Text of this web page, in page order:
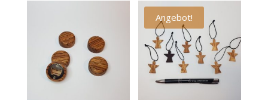
Angebot!